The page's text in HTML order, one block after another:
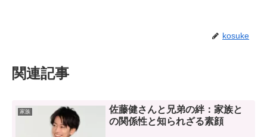
kosuke
関連記事
家族
佐藤健さんと兄弟の絆：家族と
の関係性と知られざる素顔